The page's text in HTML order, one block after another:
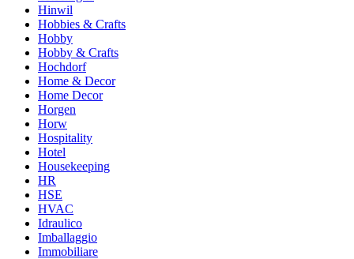
Hinwil
Hobbies & Crafts
Hobby
Hobby & Crafts
Hochdorf
Home & Decor
Home Decor
Horgen
Horw
Hospitality
Hotel
Housekeeping
HR
HSE
HVAC
Idraulico
Imballaggio
Immobiliare